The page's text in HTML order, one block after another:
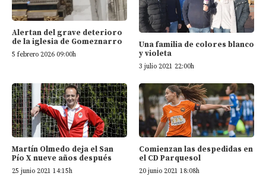
Alertan del grave deterioro
de la iglesia de Gomeznarro
5 febrero 2026 09:00h
Una familia de colores blanco
y violeta
3 julio 2021 22:00h
Martín Olmedo deja el San
Pío X nueve años después
25 junio 2021 14:15h
Comienzan las despedidas en
el CD Parquesol
20 junio 2021 18:08h